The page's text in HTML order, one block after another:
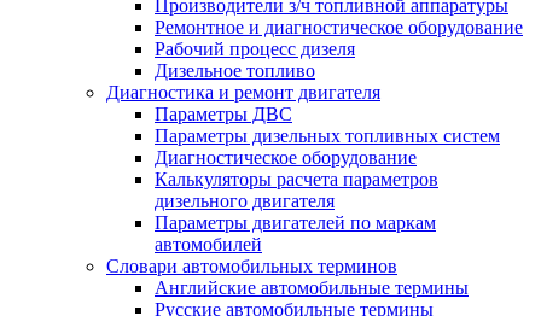
Производители з/ч топливной аппаратуры
Ремонтное и диагностическое оборудование
Рабочий процесс дизеля
Дизельное топливо
Диагностика и ремонт двигателя
Параметры ДВС
Параметры дизельных топливных систем
Диагностическое оборудование
Калькуляторы расчета параметров
дизельного двигателя
Параметры двигателей по маркам
автомобилей
Словари автомобильных терминов
Английские автомобильные термины
Русские автомобильные термины